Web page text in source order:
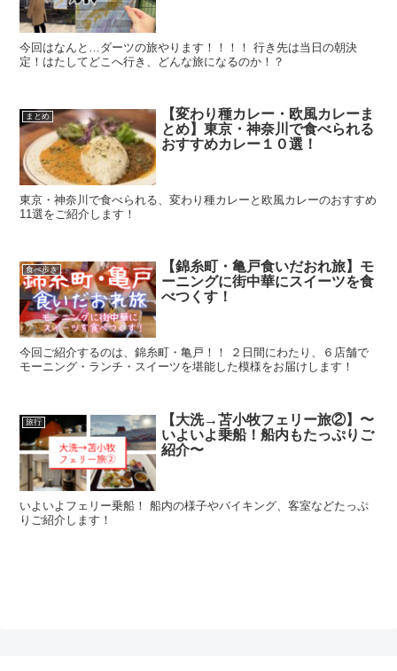
今回はなんと…ダーツの旅やります！！！！ 行き先は当日の朝決
定！はたしてどこへ行き、どんな旅になるのか！？
まとめ
【変わり種カレー・欧風カレーま
とめ】東京・神奈川で食べられる
おすすめカレー１０選！
東京・神奈川で食べられる、変わり種カレーと欧風カレーのおすすめ
11選をご紹介します！
食べ歩き
【錦糸町・亀戸食いだおれ旅】モ
ーニングに街中華にスイーツを食
べつくす！
今回ご紹介するのは、錦糸町・亀戸！！ ２日間にわたり、６店舗で
モーニング・ランチ・スイーツを堪能した模様をお届けします！
旅行
【大洗→苫小牧フェリー旅②】〜
いよいよ乗船！船内もたっぷりご
紹介〜
いよいよフェリー乗船！ 船内の様子やバイキング、客室などたっぷ
りご紹介します！